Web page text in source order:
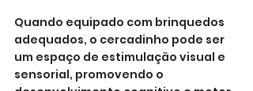
Quando equipado com brinquedos
adequados, o cercadinho pode ser
um espaço de estimulação visual e
sensorial, promovendo o